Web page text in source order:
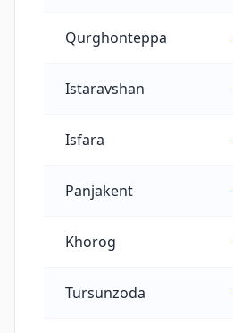
Qurghonteppa
Istaravshan
Isfara
Panjakent
Khorog
Tursunzoda